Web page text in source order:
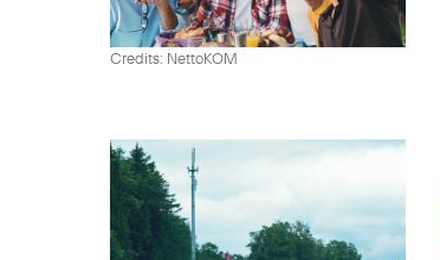
Credits: NettoKOM